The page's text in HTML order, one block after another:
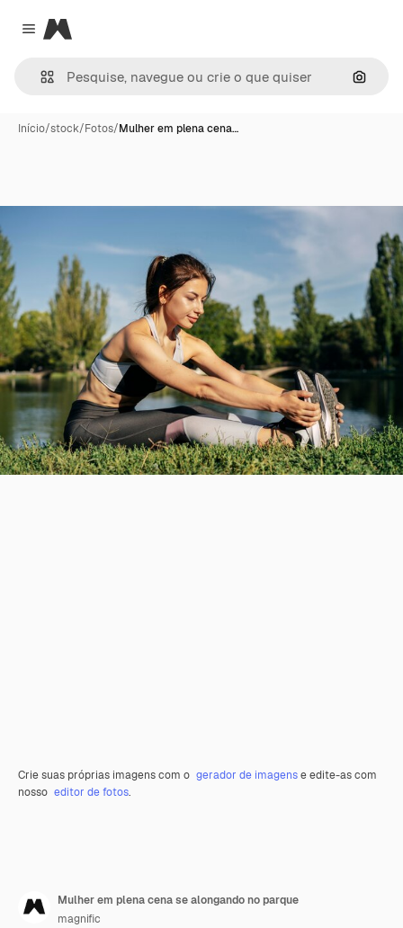
Close menu
Magnific
Início/stock/Fotos/Mulher em plena cena…
Crie suas próprias imagens com o gerador de imagense edite-as com
nosso editor de fotos.
Mulher em plena cena se alongando no parque
magnific